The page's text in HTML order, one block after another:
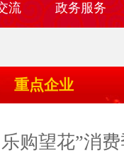
流 政务服务
重点企业
购望花”消